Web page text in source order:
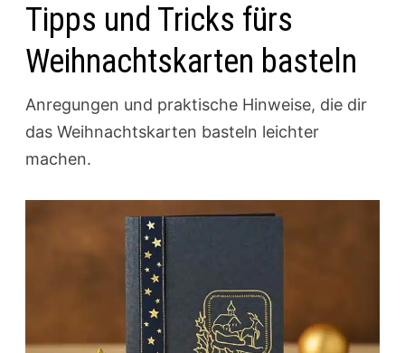
Tipps und Tricks fürs
Weihnachtskarten basteln
Anregungen und praktische Hinweise, die dir
das Weihnachtskarten basteln leichter
machen.